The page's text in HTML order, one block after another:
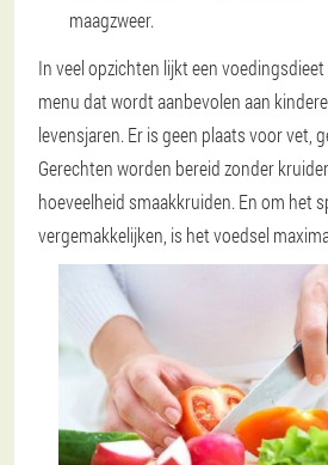
maagzweer.
In veel opzichten lijkt een
menu dat wordt aanbevolen aan
levensjaren. Er is geen plaats voor vet,
Gerechten worden bereid zonder
hoeveelheid smaakkruiden. En om het
vergemakkelijken, is het voedsel